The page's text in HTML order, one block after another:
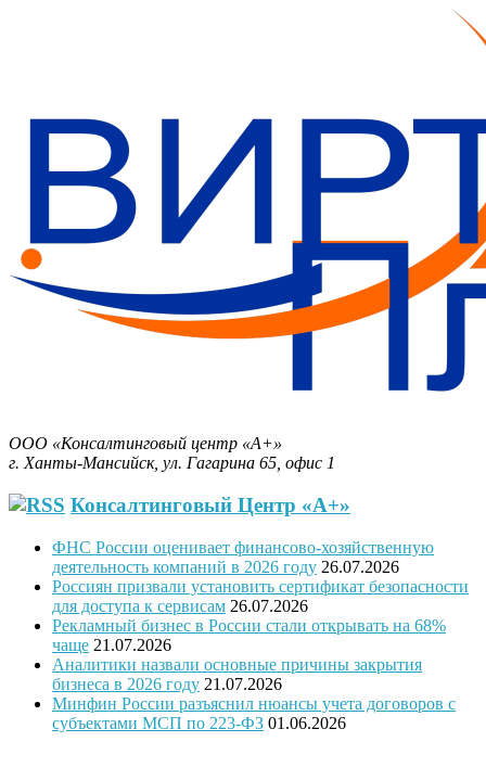
ООО «Консалтинговый центр «А+»
г. Ханты-Мансийск, ул. Гагарина 65, офис 1
Консалтинговый Центр «А+»
ФНС России оценивает финансово-хозяйственную
деятельность компаний в 2026 году 26.07.2026
Россиян призвали установить сертификат безопасности
для доступа к сервисам 26.07.2026
Рекламный бизнес в России стали открывать на 68%
чаще 21.07.2026
Аналитики назвали основные причины закрытия
бизнеса в 2026 году 21.07.2026
Минфин России разъяснил нюансы учета договоров с
субъектами МСП по 223-ФЗ 01.06.2026